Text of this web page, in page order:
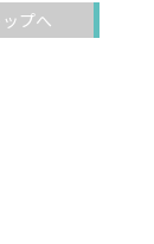
プへ